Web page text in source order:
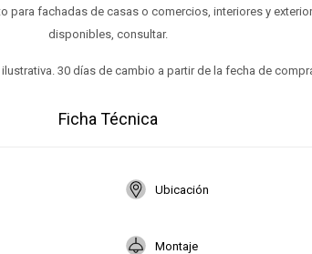
para fachadas de casas o comercios, interiores y
disponibles, consultar.
30 días de cambio a partir de la fecha de
Ficha Técnica
Ubicación
Montaje